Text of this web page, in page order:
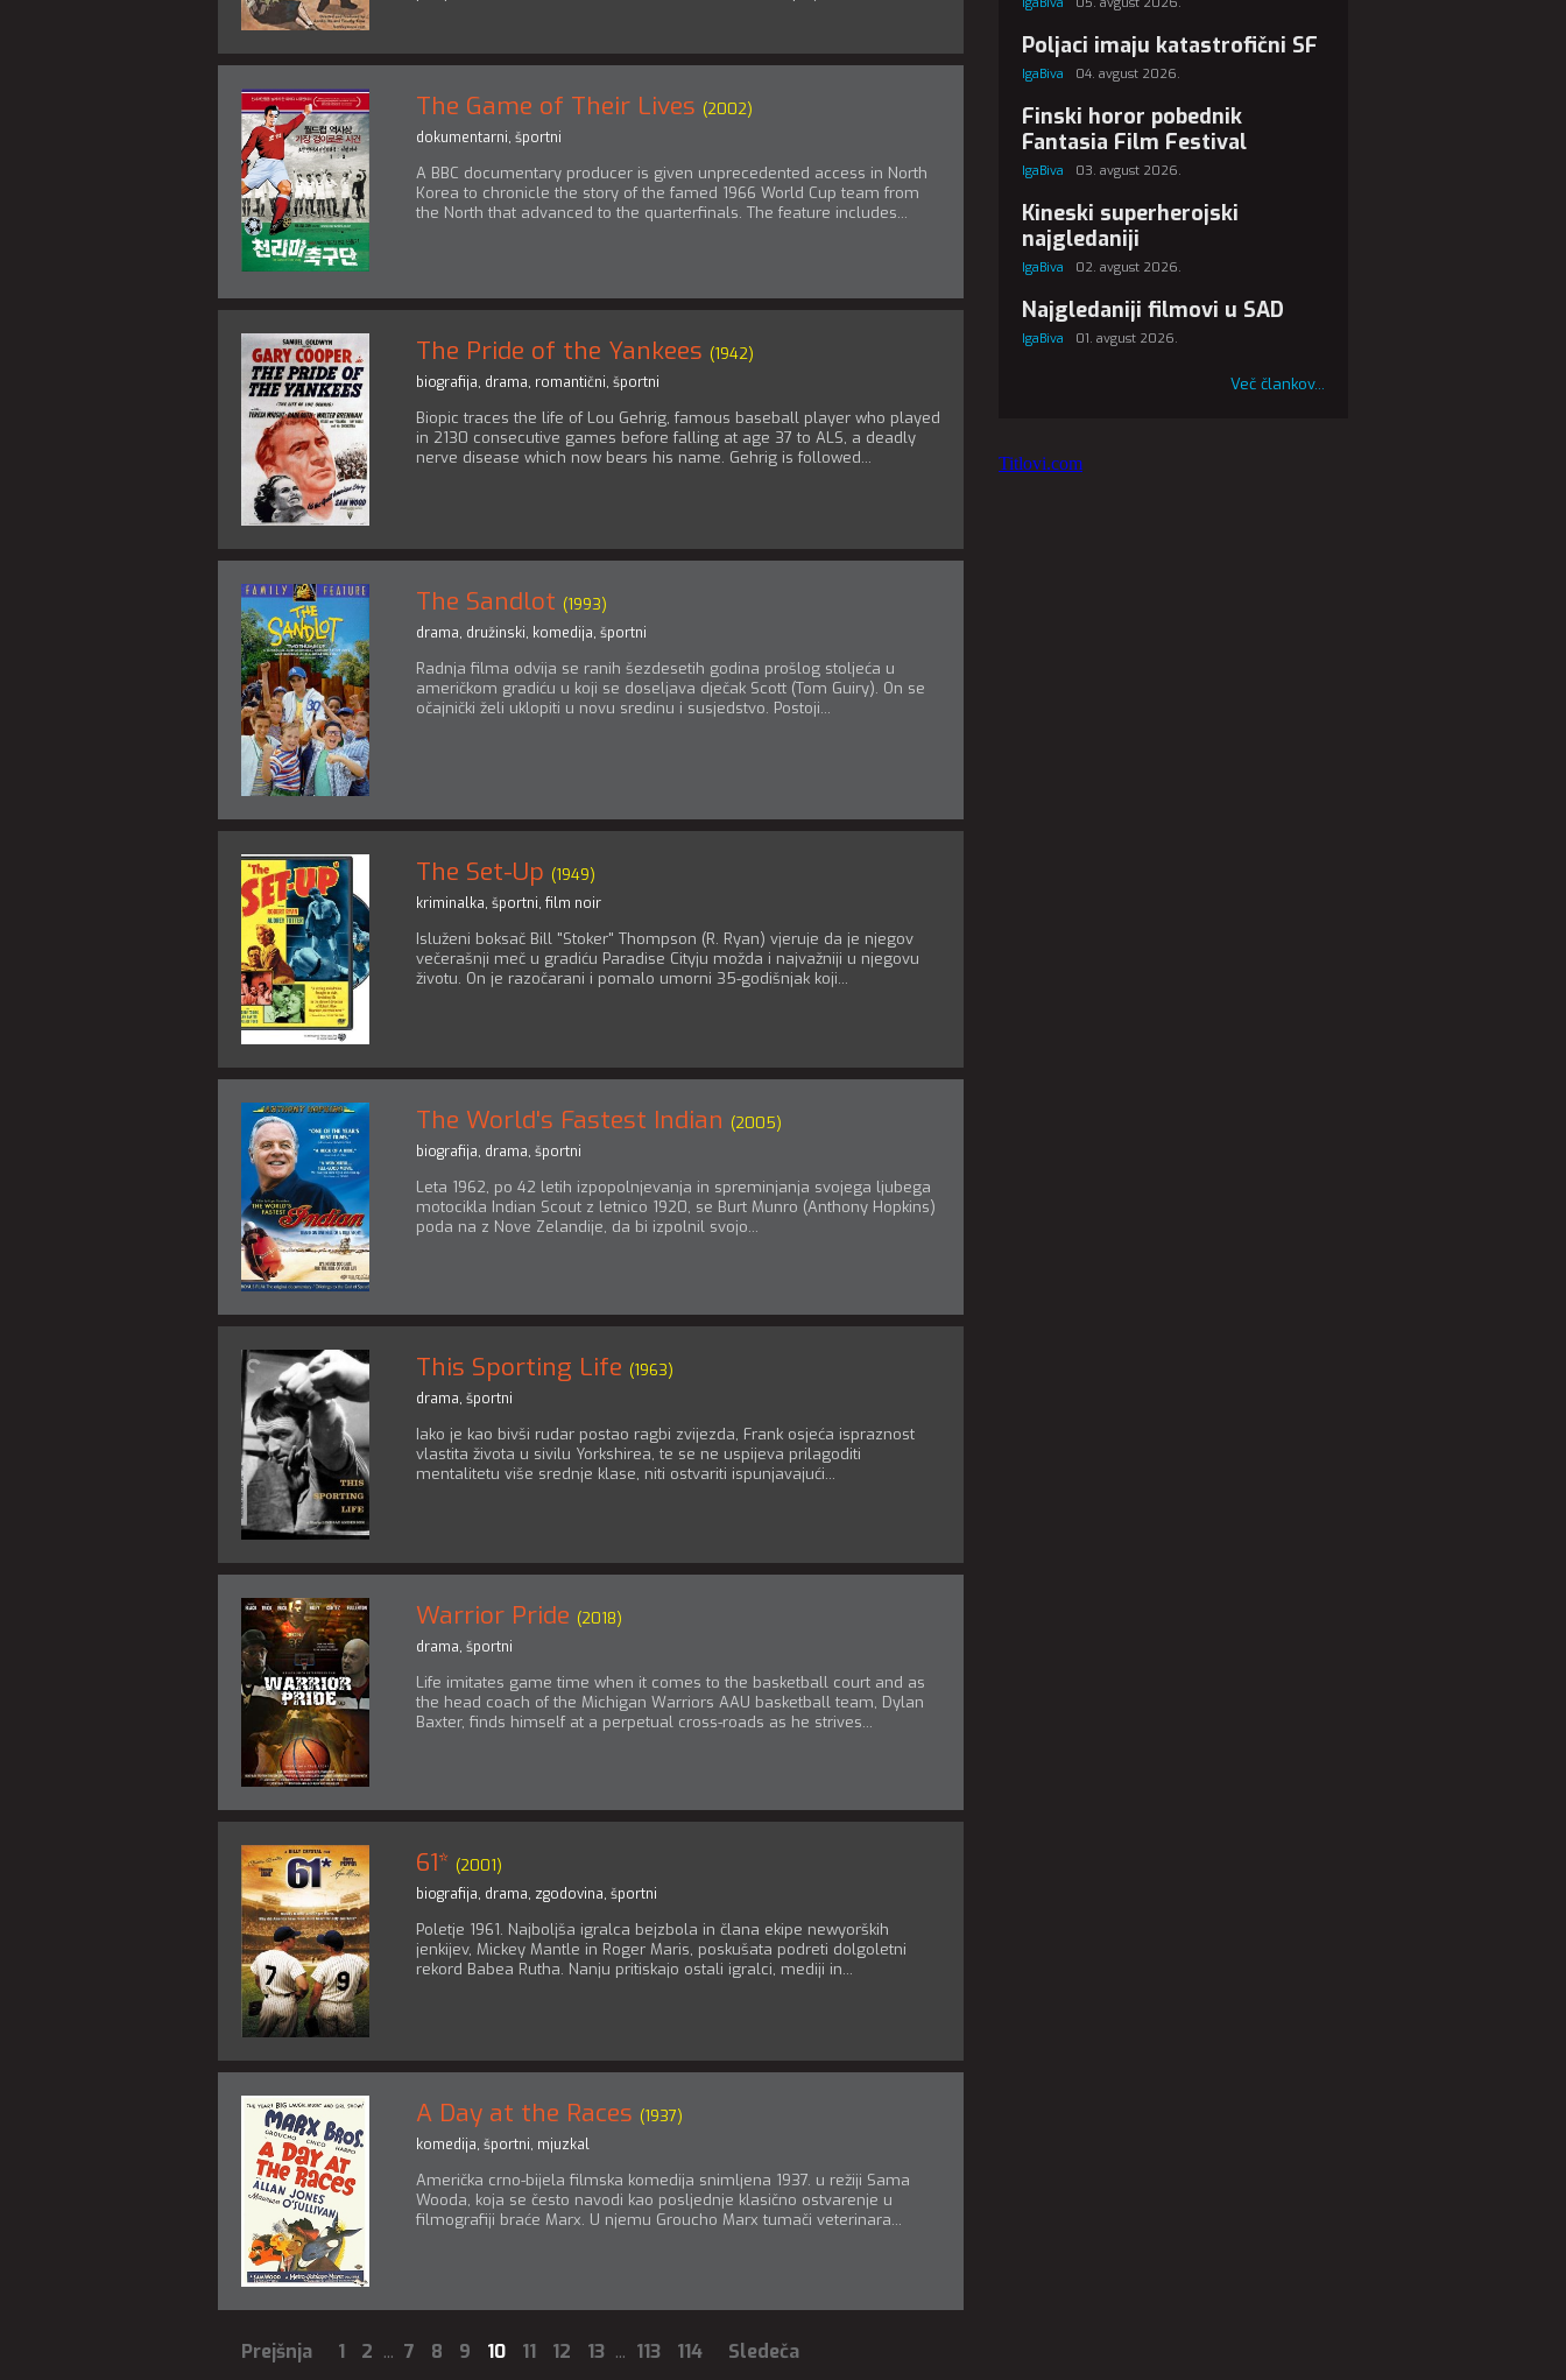
The Game of Their Lives (2002)
dokumentarni, športni
A BBC documentary producer is given unprecedented access in North
Korea to chronicle the story of the famed 1966 World Cup team from
the North that advanced to the quarterfinals. The feature includes...
The Pride of the Yankees (1942)
biografija, drama, romantični, športni
Biopic traces the life of Lou Gehrig, famous baseball player who played
in 2130 consecutive games before falling at age 37 to ALS, a deadly
nerve disease which now bears his name. Gehrig is followed...
The Sandlot (1993)
drama, družinski, komedija, športni
Radnja filma odvija se ranih šezdesetih godina prošlog stoljeća u
američkom gradiću u koji se doseljava dječak Scott (Tom Guiry). On se
očajnički želi uklopiti u novu sredinu i susjedstvo. Postoji...
The Set-Up (1949)
kriminalka, športni, film noir
Isluženi boksač Bill "Stoker" Thompson (R. Ryan) vjeruje da je njegov
večerašnji meč u gradiću Paradise Cityju možda i najvažniji u njegovu
životu. On je razočarani i pomalo umorni 35-godišnjak koji...
The World's Fastest Indian (2005)
biografija, drama, športni
Leta 1962, po 42 letih izpopolnjevanja in spreminjanja svojega ljubega
motocikla Indian Scout z letnico 1920, se Burt Munro (Anthony Hopkins)
poda na z Nove Zelandije, da bi izpolnil svojo...
This Sporting Life (1963)
drama, športni
Iako je kao bivši rudar postao ragbi zvijezda, Frank osjeća ispraznost
vlastita života u sivilu Yorkshirea, te se ne uspijeva prilagoditi
mentalitetu više srednje klase, niti ostvariti ispunjavajući...
Warrior Pride (2018)
drama, športni
Life imitates game time when it comes to the basketball court and as
the head coach of the Michigan Warriors AAU basketball team, Dylan
Baxter, finds himself at a perpetual cross-roads as he strives...
61* (2001)
biografija, drama, zgodovina, športni
Poletje 1961. Najboljša igralca bejzbola in člana ekipe newyorških
jenkijev, Mickey Mantle in Roger Maris, poskušata podreti dolgoletni
rekord Babea Rutha. Nanju pritiskajo ostali igralci, mediji in...
A Day at the Races (1937)
komedija, športni, mjuzkal
Američka crno-bijela filmska komedija snimljena 1937. u režiji Sama
Wooda, koja se često navodi kao posljednje klasično ostvarenje u
filmografiji braće Marx. U njemu Groucho Marx tumači veterinara...
Prejšnja 1 2 ... 7 8 9 10 11 12 13 ... 113 114 Sledeča
Poljaci imaju katastrofični SF
IgaBiva 04. avgust 2026.
Finski horor pobednik
Fantasia Film Festival
IgaBiva 03. avgust 2026.
Kineski superherojski
najgledaniji
IgaBiva 02. avgust 2026.
Najgledaniji filmovi u SAD
IgaBiva 01. avgust 2026.
Več člankov...
Titlovi.com